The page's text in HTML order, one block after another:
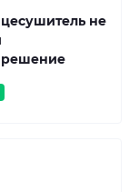
не
решение